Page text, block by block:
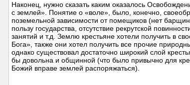
Наконец, нужно сказать каким оказалось
с землей». Понятие о «воле», было, конечно,
поземельной зависимости от помещиков (нет
пользу государства, отсутствие рекрутской
занятий и т.д. Землю крестьяне хотели получить в
Бога», также они хотел получить все прочие
однако существовал достаточно широкий слой
бы довольна и общинной (что было привычно для
Божий вправе землей распоряжаться).